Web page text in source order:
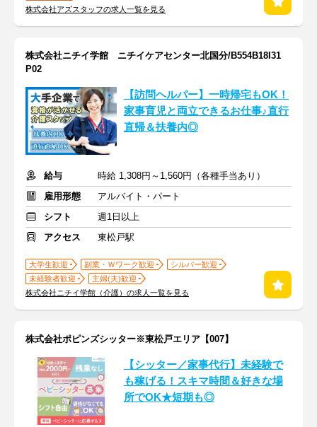
株式会社アズスタッフの求人一覧を見る
株式会社ニチイ学館 ニチイケアセンター北国分/B554B18I31
P02
【訪問ヘルパー】一時帰宅もOK！
家事育児と両立できるお仕事♪直行
直帰＆扶養内◎
給与
時給 1,308円～1,560円（各種手当あり）
雇用形態
アルバイト・パート
シフト
週1日以上
アクセス
東松戸駅
大学生歓迎 副業・Ｗワーク歓迎
シルバー歓迎
未経験者歓迎
主婦(夫)歓迎
株式会社ニチイ学館（介護）の求人一覧を見る
株式会社ポピンズシッター※東松戸エリア【007】
【シッター／家事代行】未経験で
も稼げる！スキマ時間＆好きな場
所でOK★短期も◎